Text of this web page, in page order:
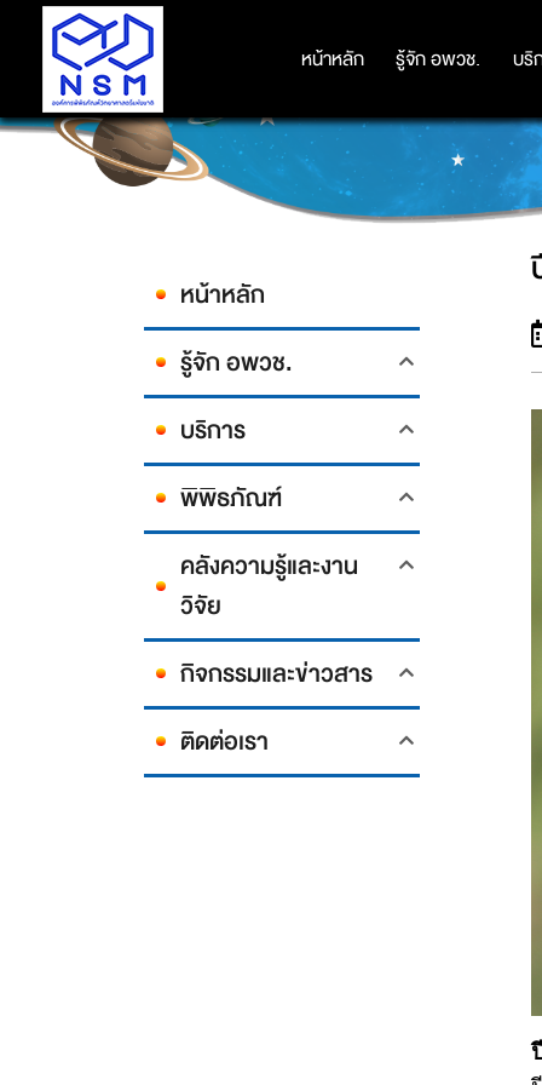
หน้าหลัก รู้จัก อพวช. บริ
หน้าหลัก รู้จัก อพวช. บริ
หน้าหลัก
รู้จัก อพวช.
บริการ
พิพิธภัณฑ์
คลังความรู้และงาน
วิจัย
กิจกรรมและข่าวสาร
ติดต่อเรา